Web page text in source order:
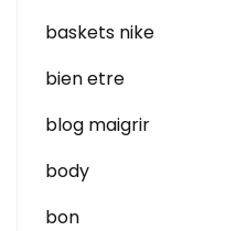
baskets nike
bien etre
blog maigrir
body
bon